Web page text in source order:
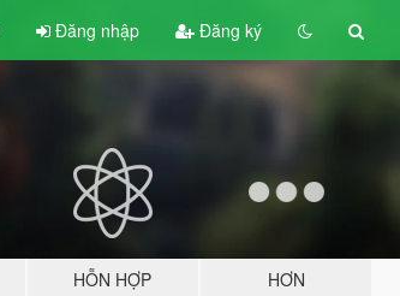
Đăng nhập Đăng ký
HỖN HỢP HƠN